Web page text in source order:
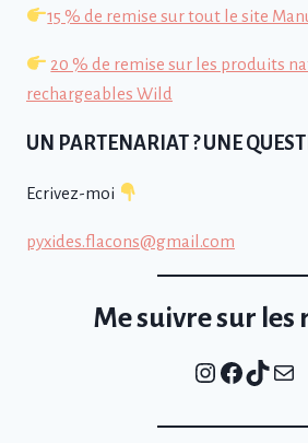
15 % de remise sur tout le site
20 % de remise sur les produits
rechargeables Wild
UN PARTENARIAT ? UNE
Ecrivez-moi
pyxides.flacons@gmail.com
Me suivre sur les
Instagram
Facebook
TikTok
E-mail